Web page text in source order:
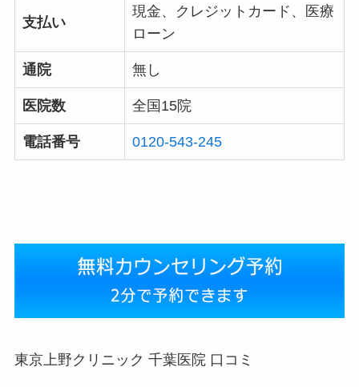
支払い
現金、クレジットカード、医療
ローン
通院 無し
医院数 全国15院
電話番号 0120-543-245
東京上野クリニック 千葉医院 口コミ